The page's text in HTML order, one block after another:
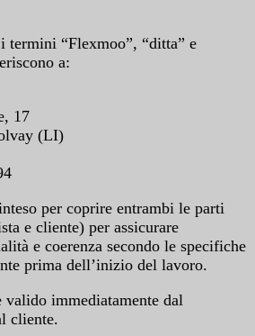
termini “Flexmoo”, “ditta” e
a:
17
(LI)
per coprire entrambi le parti
e cliente) per assicurare
e coerenza secondo le specifiche
prima dell’inizio del lavoro.
valido immediatamente dal
cliente.